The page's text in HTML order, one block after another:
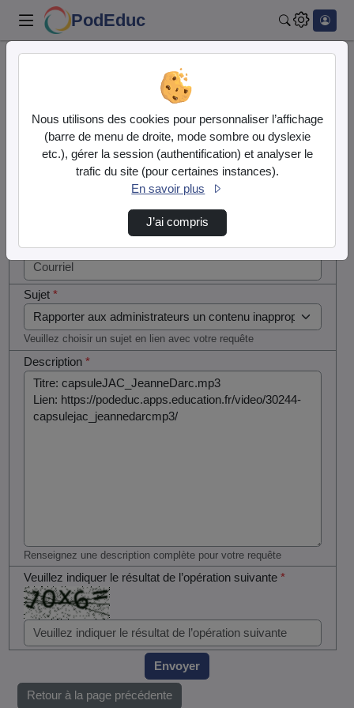
PodEduc
Contactez nous
Votre message
Courriel*
Sujet*
Veuillez choisir un sujet en lien avec votre requête
Description*
Renseignez une description complète pour votre requête
Veuillez indiquer le résultat de l’opération suivante*
si vous
êtes un
humain en
Envoyer
Retour à la page précédente
Nous utilisons des cookies pour personnaliser l’affichage
(barre de menu de droite, mode sombre ou dyslexie
etc.), gérer la session (authentification) et analyser le
trafic du site (pour certaines instances).
En savoir plus
J’ai compris